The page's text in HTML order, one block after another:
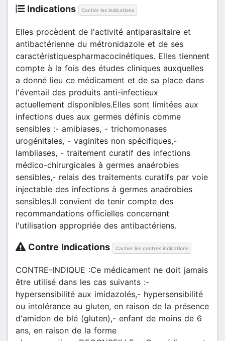
Indications Cacher les indications
Elles procèdent de l'activité antiparasitaire et
antibactérienne du métronidazole et de ses
caractéristiquespharmacocinétiques. Elles tiennent
compte à la fois des études cliniques auxquelles
a donné lieu ce médicament et de sa place dans
l'éventail des produits anti-infectieux
actuellement disponibles.Elles sont limitées aux
infections dues aux germes définis comme
sensibles :- amibiases, - trichomonases
urogénitales, - vaginites non spécifiques,-
lambliases, - traitement curatif des infections
médico-chirurgicales à germes anaérobies
sensibles,- relais des traitements curatifs par voie
injectable des infections à germes anaérobies
sensibles.Il convient de tenir compte des
recommandations officielles concernant
l'utilisation appropriée des antibactériens.
Contre Indications Cacher les contres indications
CONTRE-INDIQUE :Ce médicament ne doit jamais
être utilisé dans les cas suivants :-
hypersensibilité aux imidazolés,- hypersensibilité
ou intolérance au gluten, en raison de la présence
d'amidon de blé (gluten),- enfant de moins de 6
ans, en raison de la forme